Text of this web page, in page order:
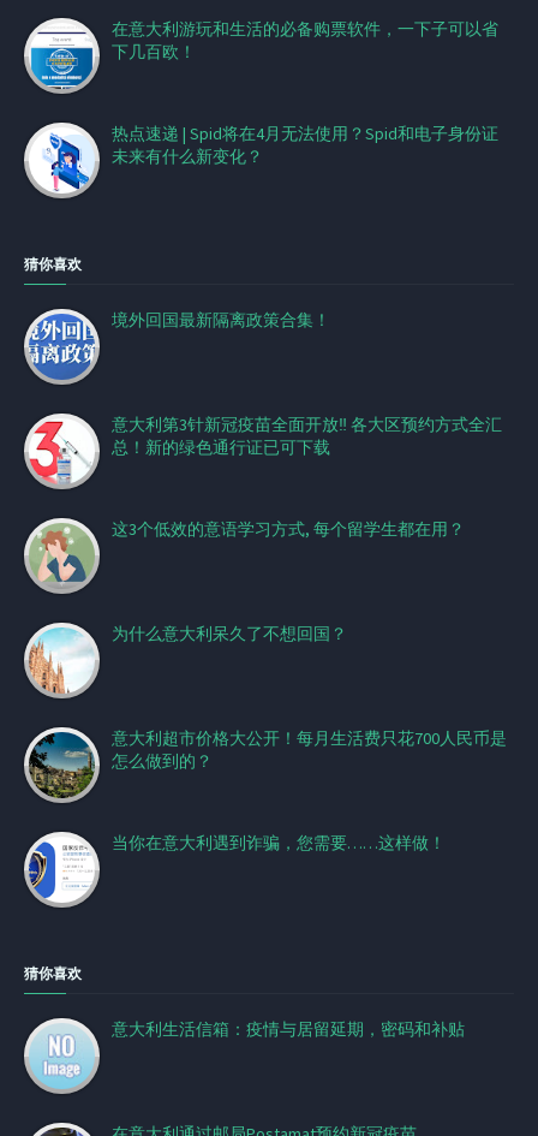
在意大利游玩和生活的必备购票软件，一下子可以省
下几百欧！
热点速递 | Spid将在4月无法使用？Spid和电子身份证
未来有什么新变化？
猜你喜欢
境外回国最新隔离政策合集​！
意大利第3针新冠疫苗全面开放‼️ 各大区预约方式全汇
总！新的绿色通行证已可下载
这3个低效的意语学习方式, 每个留学生都在用？
为什么意大利呆久了不想回国？
意大利超市价格大公开！每月生活费只花700人民币是
怎么做到的？
当你在意大利遇到诈骗，您需要……这样做！
猜你喜欢
意大利生活信箱：疫情与居留延期，密码和补贴